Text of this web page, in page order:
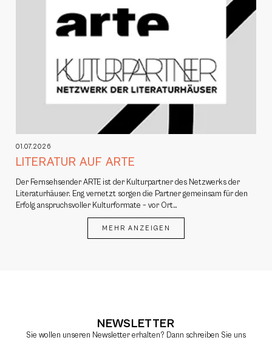
01.07.2026
LITERATUR AUF ARTE
Der Fernsehsender ARTE ist der Kulturpartner des Netzwerks der
Literaturhäuser. Eng vernetzt sorgen die Partner gemeinsam für den
Erfolg anspruchsvoller Kulturformate – vor Ort…
MEHR ANZEIGEN
NEWSLETTER
Sie wollen unseren Newsletter erhalten? Dann schreiben Sie uns